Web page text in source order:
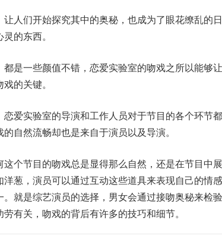
让人们开始探究其中的奥秘，也成为了眼花缭乱的
的东西。
都是一些颜值不错，恋爱实验室的吻戏之所以能够
的关键。
恋爱实验室的导演和工作人员对于节目的各个环节
的自然流畅却也是来自于演员以及导演。
这个节目的吻戏总是显得那么自然，还是在节目中
洋葱，演员可以通过互动这些道具来表现自己的情
。就是综艺演员的选择，男女会通过接吻奥秘来检
劳有关，吻戏的背后有许多的技巧和细节。